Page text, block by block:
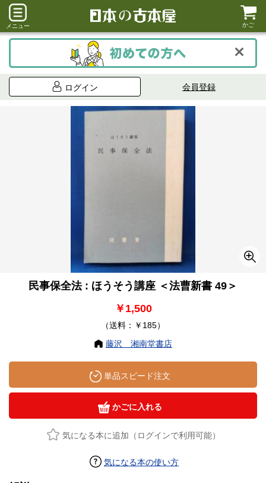
メニュー かご
ログイン 会員登録
民事保全法 : ほうそう講座 ＜法曹新書 49＞
￥1,500
（送料：￥185）
藤沢 湘南堂書店
単品スピード注文
かごに入れる
気になる本に追加（ログインで利用可能）
気になる本の使い方